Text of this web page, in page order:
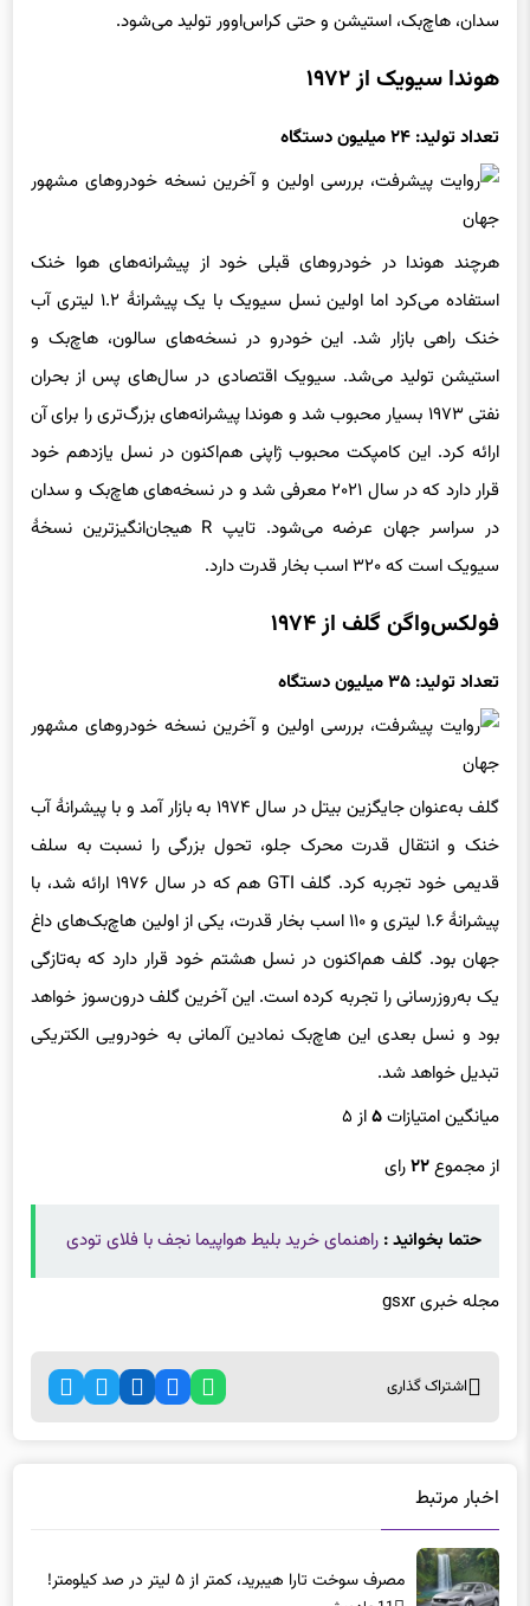
سدان، هاچ‌بک، استیشن و حتی کراس‌اوور تولید می‌شود.
هوندا سیویک از ۱۹۷۲
تعداد تولید: ۲۴ میلیون دستگاه
هرچند هوندا در خودروهای قبلی خود از پیشرانه‌های هوا خنک
استفاده می‌کرد اما اولین نسل سیویک با یک پیشرانهٔ ۱.۲ لیتری آب
خنک راهی بازار شد. این خودرو در نسخه‌های سالون، هاچ‌بک و
استیشن تولید می‌شد. سیویک اقتصادی در سال‌های پس از بحران
نفتی ۱۹۷۳ بسیار محبوب شد و هوندا پیشرانه‌های بزرگ‌تری را برای آن
ارائه کرد. این کامپکت محبوب ژاپنی هم‌اکنون در نسل یازدهم خود
قرار دارد که در سال ۲۰۲۱ معرفی شد و در نسخه‌های هاچ‌بک و سدان
در سراسر جهان عرضه می‌شود. تایپ R هیجان‌انگیزترین نسخهٔ
سیویک است که ۳۲۰ اسب بخار قدرت دارد.
فولکس‌واگن گلف از ۱۹۷۴
تعداد تولید: ۳۵ میلیون دستگاه
گلف به‌عنوان جایگزین بیتل در سال ۱۹۷۴ به بازار آمد و با پیشرانهٔ آب
خنک و انتقال قدرت محرک جلو، تحول بزرگی را نسبت به سلف
قدیمی خود تجربه کرد. گلف GTI هم که در سال ۱۹۷۶ ارائه شد، با
پیشرانهٔ ۱.۶ لیتری و ۱۱۰ اسب بخار قدرت، یکی از اولین هاچ‌بک‌های داغ
جهان بود. گلف هم‌اکنون در نسل هشتم خود قرار دارد که به‌تازگی
یک به‌روزرسانی را تجربه کرده است. این آخرین گلف درون‌سوز خواهد
بود و نسل بعدی این هاچ‌بک نمادین آلمانی به خودرویی الکتریکی
تبدیل خواهد شد.
میانگین امتیازات۵از ۵
از مجموع۲۲رای
حتما بخوانید :راهنمای خرید بلیط هواپیما نجف با فلای تودی
مجله خبری gsxr
اشتراک گذاری
اخبار مرتبط
مصرف سوخت تارا هیبرید، کمتر از ۵ لیتر در صد کیلومتر!